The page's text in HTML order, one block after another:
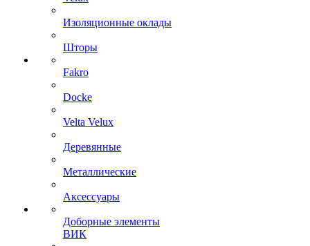
Изоляционные оклады
Шторы
Fakro
Docke
Velta Velux
Деревянные
Металлические
Аксессуары
Доборные элементы
ВИК